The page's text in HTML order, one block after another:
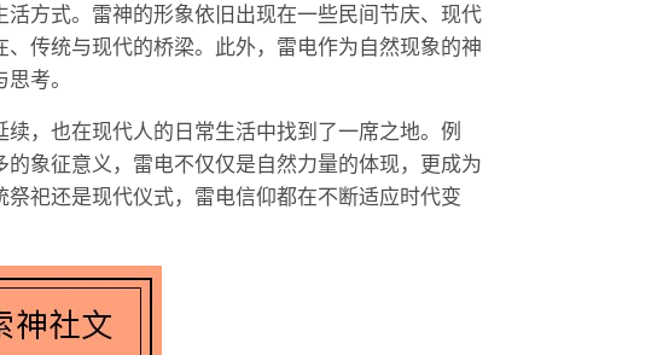
方式。雷神的形象依旧出现在一些民间节庆、现代
传统与现代的桥梁。此外，雷电作为自然现象的神
考。
，也在现代人的日常生活中找到了一席之地。例
象征意义，雷电不仅仅是自然力量的体现，更成为
祀还是现代仪式，雷电信仰都在不断适应时代变